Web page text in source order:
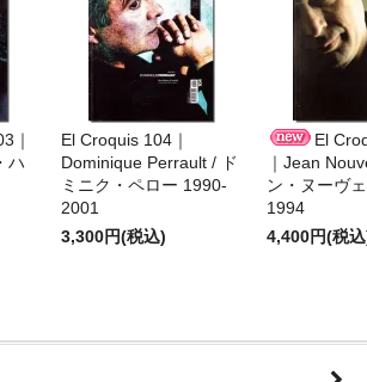
｜
ハ
El Croquis 104｜
Dominique Perrault / ド
ミニク・ペロー 1990-
2001
3,300円(税込)
El
｜Jean
ン・ヌーヴ
1994
4,400円(税